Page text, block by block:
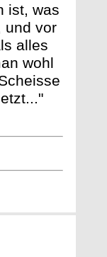
ist, was
und vor
alles
wohl